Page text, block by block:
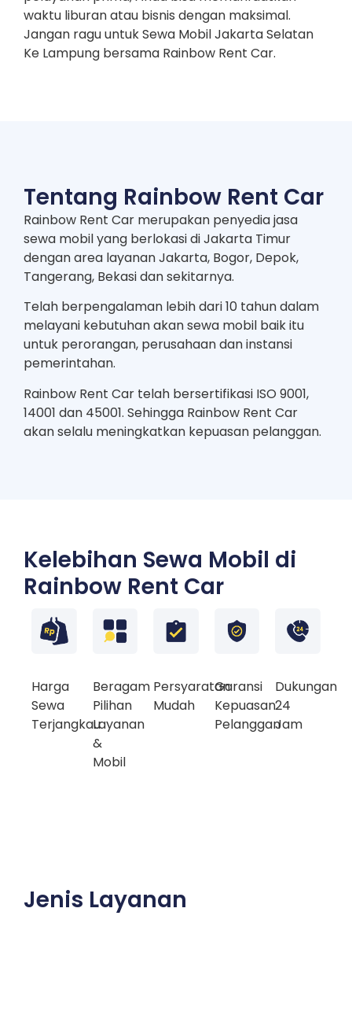
waktu liburan atau bisnis dengan maksimal.
Jangan ragu untuk Sewa Mobil Jakarta Selatan
Ke Lampung bersama Rainbow Rent Car.
Tentang Rainbow Rent Car
Rainbow Rent Car merupakan penyedia jasa
sewa mobil yang berlokasi di Jakarta Timur
dengan area layanan Jakarta, Bogor, Depok,
Tangerang, Bekasi dan sekitarnya.
Telah berpengalaman lebih dari 10 tahun dalam
melayani kebutuhan akan sewa mobil baik itu
untuk perorangan, perusahaan dan instansi
pemerintahan.
Rainbow Rent Car telah bersertifikasi ISO 9001,
14001 dan 45001. Sehingga Rainbow Rent Car
akan selalu meningkatkan kepuasan pelanggan.
Kelebihan Sewa Mobil di
Rainbow Rent Car
Harga
Sewa
Terjangkau
Beragam
Pilihan
Layanan
&
Mobil
Persyaratan
Mudah
Garansi
Kepuasan
Pelanggan
Dukungan
24
Jam
Jenis Layanan